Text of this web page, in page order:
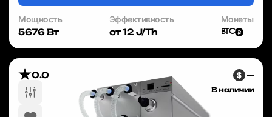
Мощность
5676 Вт
Эффективность
от 12 J/Th
Монеты
BTC
—
В наличии
0.0